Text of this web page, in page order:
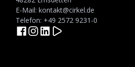
E-Mail: kontakt@cirkel.de
Telefon: +49 2572 9231-0